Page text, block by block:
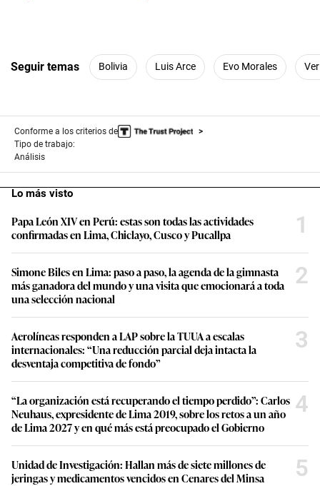
Seguir temas Bolivia Luis Arce Evo Morales
Conforme a los criterios de
Tipo de trabajo:
Análisis
Lo más visto
Papa León XIV en Perú: estas son todas las actividades
confirmadas en Lima, Chiclayo, Cusco y Pucallpa
1
Simone Biles en Lima: paso a paso, la agenda de la gimnasta
más ganadora del mundo y una visita que emocionará a toda
una selección nacional
2
Aerolíneas responden a LAP sobre la TUUA a escalas
internacionales: “Una reducción parcial deja intacta la
desventaja competitiva de fondo”
3
“La organización está recuperando el tiempo perdido”: Carlos
Neuhaus, expresidente de Lima 2019, sobre los retos a un año
de Lima 2027 y en qué más está preocupado el Gobierno
4
Unidad de Investigación: Hallan más de siete millones de
jeringas y medicamentos vencidos en Cenares del Minsa
5